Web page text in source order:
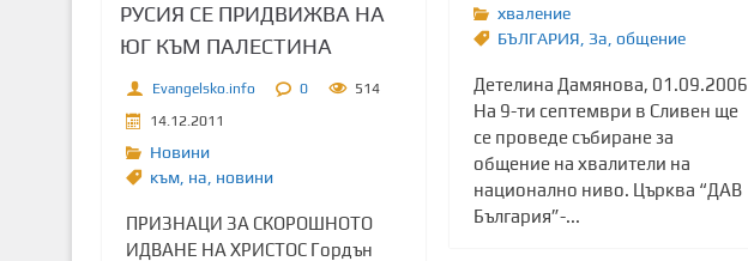
РУСИЯ СЕ ПРИДВИЖВА НА
ЮГ КЪМ ПАЛЕСТИНА
Evangelsko.info 0
514
14.12.2011
Новини
към, на новини
ПРИЗНАЦИ ЗА СКОРОШНОТО
ИДВАНЕ НА ХРИСТОС Гордън
хваление
БЪЛГАРИЯ Зa общение
Детелина Дамянова, 01.09.2006
На 9-ти септември в Сливен ще
се проведе събиране за
общение на хвалители на
национално ниво. Църква “ДАВ
България”-...